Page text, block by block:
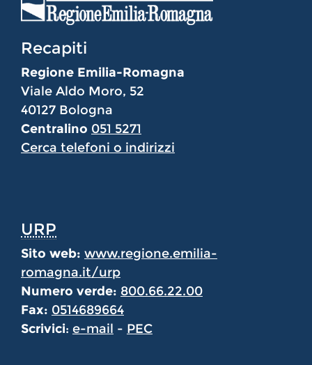
Recapiti
Regione Emilia-Romagna
Viale Aldo Moro, 52
40127 Bologna
Centralino 051 5271
Cerca telefoni o indirizzi
URP
Sito web: www.regione.emilia-
romagna.it/urp
Numero verde: 800.66.22.00
Fax: 0514689664
Scrivici: e-mail - PEC